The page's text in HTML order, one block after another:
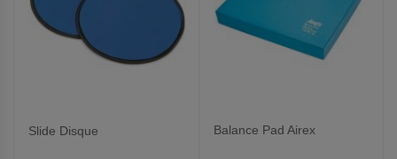
Slide Disque Balance Pad Airex